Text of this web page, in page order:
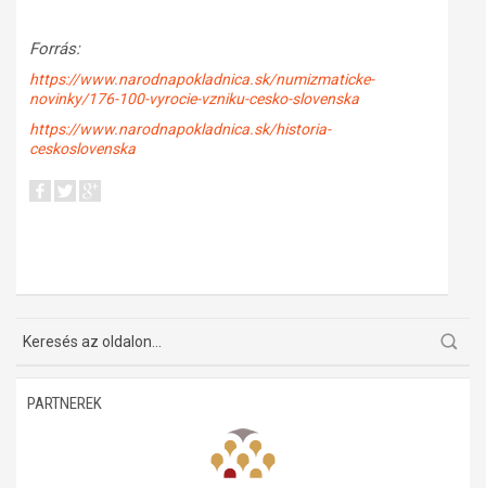
Forrás:
https://www.narodnapokladnica.sk/numizmaticke-
novinky/176-100-vyrocie-vzniku-cesko-slovenska
https://www.narodnapokladnica.sk/historia-
ceskoslovenska
PARTNEREK